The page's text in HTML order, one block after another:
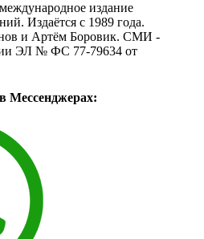
издание
Издаётся с 1989 года.
и Артём Боровик. CМИ -
ЭЛ № ФС 77-79634 от
Мессенджерах: